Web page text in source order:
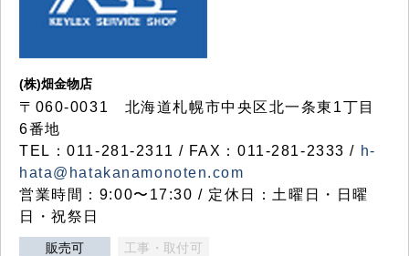
(株)畑金物店
〒060-0031 北海道札幌市中央区北一条東1丁目
6番地
TEL：011-281-2311 / FAX：011-281-2333 / h-
hata@hatakanamonoten.com
営業時間：9:00〜17:30 / 定休日：土曜日・日曜
日・祝祭日
販売可 工事・取付可